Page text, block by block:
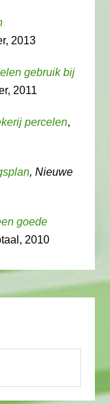
2013
gebruik bij
2011
percelen,
, Nieuwe
goede
2010